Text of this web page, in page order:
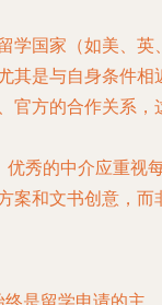
学国家（如美、英
其是与自身条件相
官方的合作关系，
优秀的中介应重视
案和文书创意，而